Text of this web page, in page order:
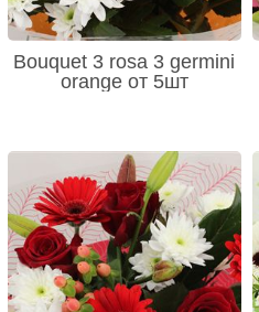
Bouquet 3 rosa 3 germini
orange от 5шт